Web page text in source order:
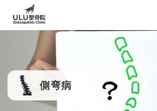
側弯病